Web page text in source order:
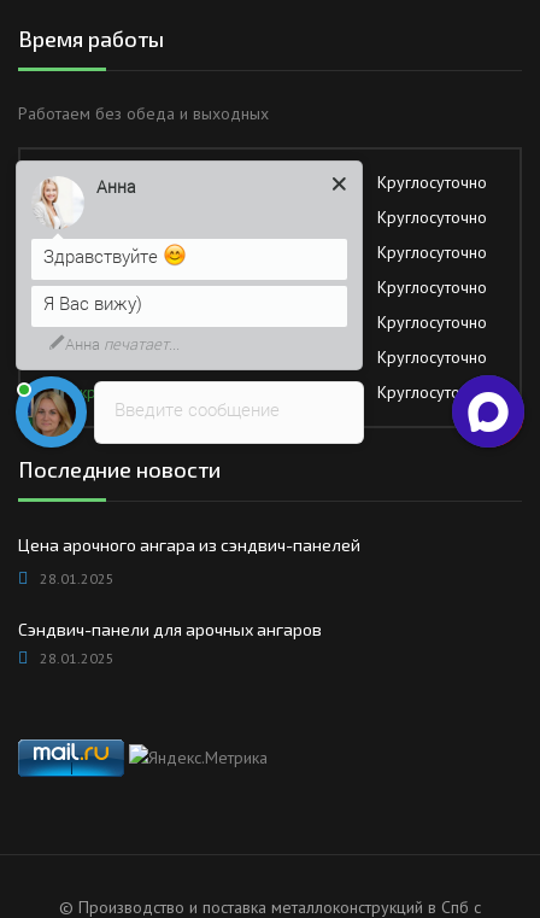
Время работы
Работаем без обеда и выходных
Понедельник
Круглосуточно
Вторник
Круглосуточно
Среда
Круглосуточно
Четверг
Круглосуточно
Пятница
Круглосуточно
Суббота
Круглосуточно
Воскресение
Круглосуточно
Последние новости
Цена арочного ангара из сэндвич-панелей
28.01.2025
Сэндвич-панели для арочных ангаров
28.01.2025
© Производство и поставка металлоконструкций в Спб с
Введите сообщение
Анна
Здравствуйте
Я Вас вижу)
Напишите сюда свой вопрос.
Возможно, его решение будет
быстрее